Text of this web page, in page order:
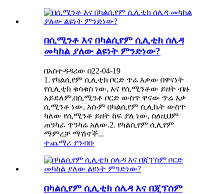
በሲሚንቶ እና በካልሲየም ሲሊቲክ ሰሌዳ
መካከል ያለው ልዩነት ምንድነው?
በአስተዳዳሪው በ22-04-19
1. የካልሲየም ሲሊቲክ ቦርድ ጥሬ እቃው በዋናነት
የሲሊቲክ ቁሳቁስ ነው, እና የሲሚንቶው ይዘት ብዙ
አይደለም.በሲሚንቶ ቦርድ ውስጥ ዋናው ጥሬ እቃ
ሲሚንቶ ነው, እሱም በካልሲየም ሲሊኬት ውስጥ
ካለው የሲሚንቶ ይዘት ከፍ ያለ ነው, ስለዚህም
ጠንካራ ጥንካሬ አለው.2. የካልሲየም ሲሊየም
ማምረቻ ማሽኖች...
ተጨማሪ ያንብቡ
በካልሲየም ሲሊቲክ ሰሌዳ እና በጂፕሰም